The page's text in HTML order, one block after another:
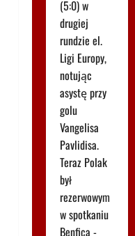
(5:0) w
drugiej
rundzie el.
Ligi Europy,
notując
asystę przy
golu
Vangelisa
Pavlidisa.
Teraz Polak
był
rezerwowym
w spotkaniu
Benfica -